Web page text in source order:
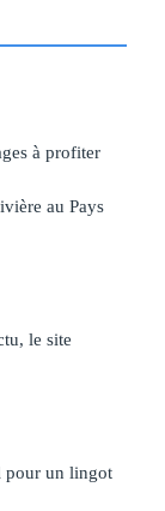
à profiter
au Pays
le site
pour un lingot